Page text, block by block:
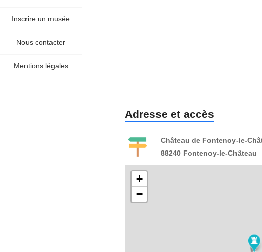
Inscrire un musée
Nous contacter
Mentions légales
Adresse et accès
Château de Fontenoy-le-
88240 Fontenoy-le-Château
+
−